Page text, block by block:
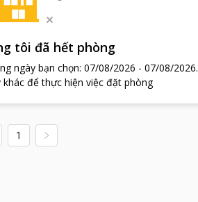
tôi đã hết phòng
ngày bạn chọn: 07/08/2026 - 07/08/2026.
khác để thực hiện việc đặt phòng
1